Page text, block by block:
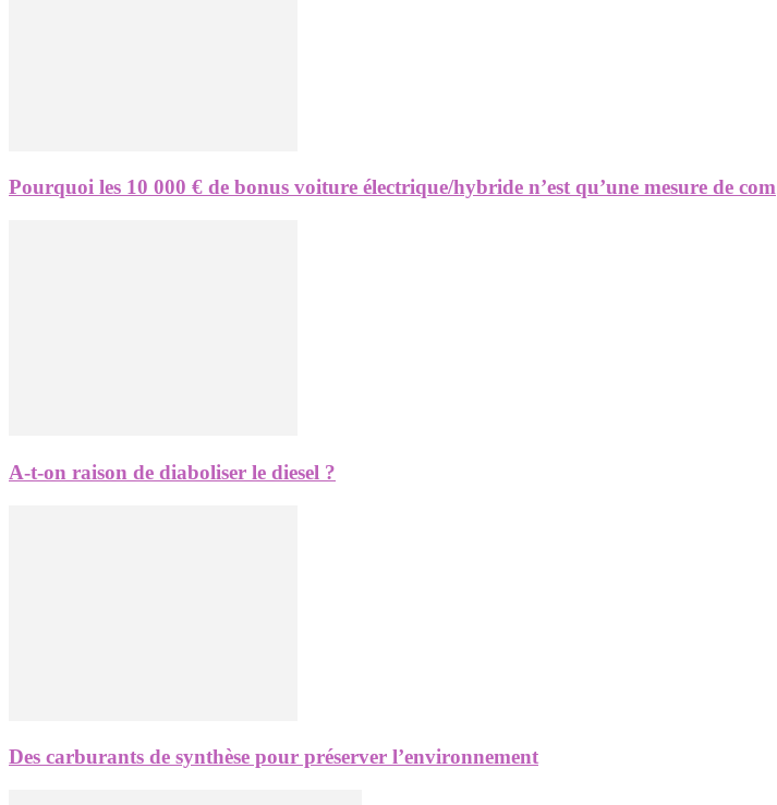
Pourquoi les 10 000 € de bonus voiture électrique/hybride n’est qu’une mesure de com
A-t-on raison de diaboliser le diesel ?
Des carburants de synthèse pour préserver l’environnement